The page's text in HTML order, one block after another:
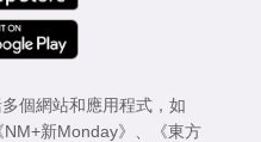
個網站和應用程式，如
NM+新Monday》
《東方